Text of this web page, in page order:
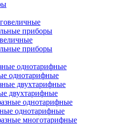
приборы
однотарифные
двухтарифные
однотарифные